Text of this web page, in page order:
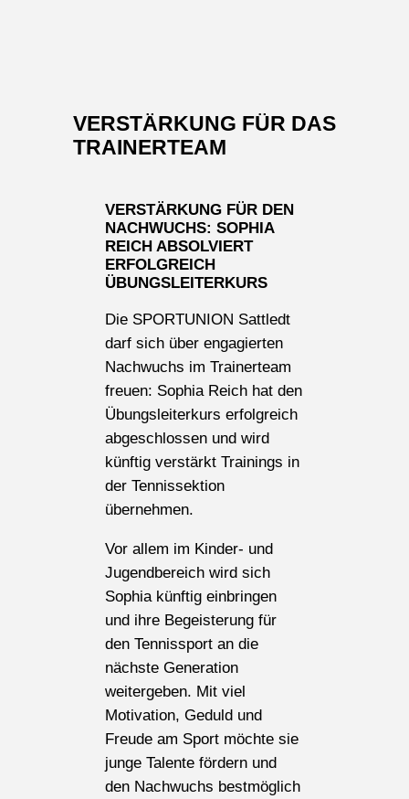
VERSTÄRKUNG FÜR DAS
TRAINERTEAM
VERSTÄRKUNG FÜR DEN
NACHWUCHS: SOPHIA
REICH ABSOLVIERT
ERFOLGREICH
ÜBUNGSLEITERKURS
Die SPORTUNION Sattledt
darf sich über engagierten
Nachwuchs im Trainerteam
freuen: Sophia Reich hat den
Übungsleiterkurs erfolgreich
abgeschlossen und wird
künftig verstärkt Trainings in
der Tennissektion
übernehmen.
Vor allem im Kinder- und
Jugendbereich wird sich
Sophia künftig einbringen
und ihre Begeisterung für
den Tennissport an die
nächste Generation
weitergeben. Mit viel
Motivation, Geduld und
Freude am Sport möchte sie
junge Talente fördern und
den Nachwuchs bestmöglich